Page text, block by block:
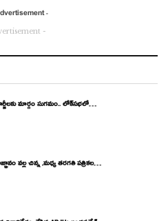
-
మార్గం సుగమం.. లోక్‌సభలో…
వల్ల చిన్న ,మధ్య తరగతి పత్రికల…